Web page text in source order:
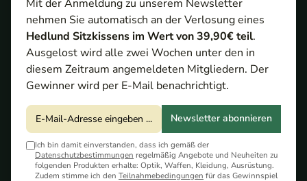
Mit der Anmeldung zu unserem Newsletter
nehmen Sie automatisch an der Verlosung eines
Hedlund Sitzkissens im Wert von 39,90€ teil.
Ausgelost wird alle zwei Wochen unter den in
diesem Zeitraum angemeldeten Mitgliedern. Der
Gewinner wird per E-Mail benachrichtigt.
Newsletter abonnieren
Ich bin damit einverstanden, dass ich gemäß der
Datenschutzbestimmungen regelmäßig Angebote und Neuheiten zu
folgenden Produkten erhalte: Optik, Waffen, Kleidung, Ausrüstung.
Zudem stimme ich den Teilnahmebedingungen für das Gewinnspiel
Mit etwas Verzögerung hat nun auch ThermTec ein